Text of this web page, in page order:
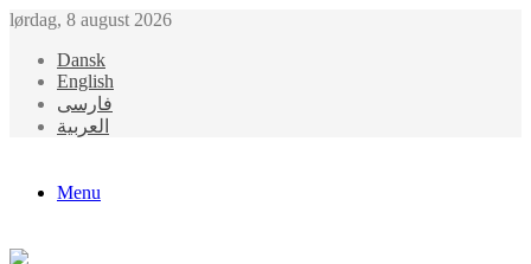
lørdag, 8 august 2026
Dansk
English
فارسی
العربیة
Menu